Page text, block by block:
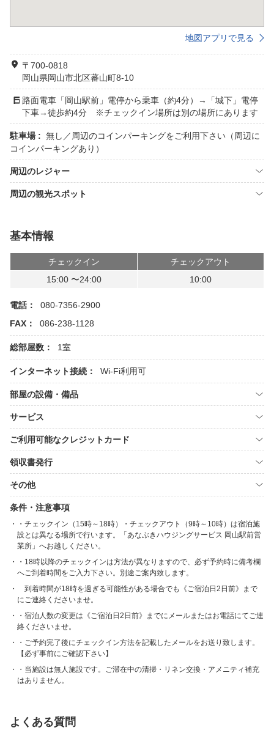
地図アプリで見る
〒700-0818
岡山県岡山市北区蕃山町8-10
路面電車「岡山駅前」電停から乗車（約4分）→「城下」電停
下車→徒歩約4分 ※チェックイン場所は別の場所にあります
駐車場 : 無し／周辺のコインパーキングをご利用下さい（周辺に
コインパーキングあり）
周辺のレジャー
周辺の観光スポット
基本情報
チェックイン
チェックアウト
15:00 〜24:00
10:00
電話：
080-7356-2900
FAX：
086-238-1128
総部屋数： 1室
インターネット接続： Wi-Fi利用可
部屋の設備・備品
サービス
ご利用可能なクレジットカード
領収書発行
その他
条件・注意事項
・チェックイン（15時～18時）・チェックアウト（9時～10時）は宿泊施
設とは異なる場所で行います。「あなぶきハウジングサービス 岡山駅前営
業所」へお越しください。
・18時以降のチェックインは方法が異なりますので、必ず予約時に備考欄
へご到着時間をご入力下さい。別途ご案内致します。
到着時間が18時を過ぎる可能性がある場合でも《ご宿泊日2日前》まで
にご連絡くださいませ。
・宿泊人数の変更は《ご宿泊日2日前》までにメールまたはお電話にてご連
絡くださいませ。
・ご予約完了後にチェックイン方法を記載したメールをお送り致します。
【必ず事前にご確認下さい】
・当施設は無人施設です。ご滞在中の清掃・リネン交換・アメニティ補充
はありません。
よくある質問